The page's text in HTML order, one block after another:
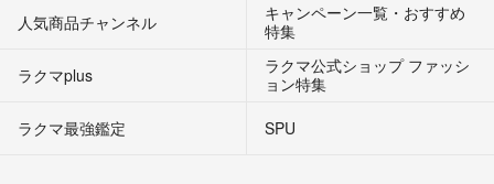
人気商品チャンネル
キャンペーン一覧・おすすめ
特集
ラクマplus
ラクマ公式ショップ ファッシ
ョン特集
ラクマ最強鑑定
SPU